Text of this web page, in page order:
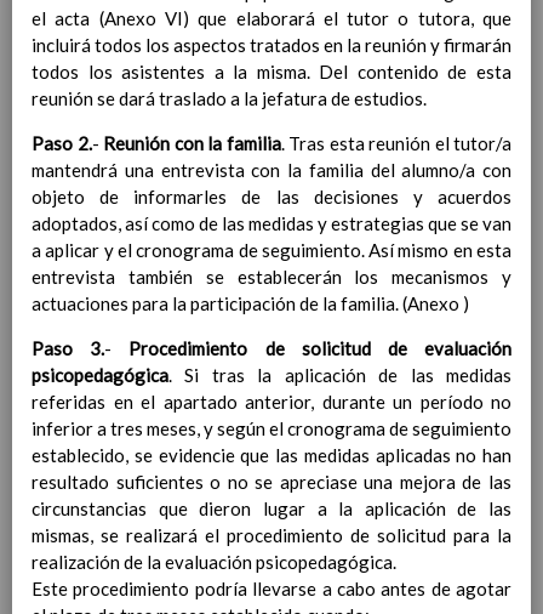
Ãreas Curriculares
InterrelaciÃ³n de las inteligencias
mÃºltiples con los objetivos generales
y de Ã¡reas curriculares.
Competencias bÃ¡sicas
ProgramaciÃ³n y relaciÃ³n de los
elementos curriculares del 2Âº ciclo de
e. Infantil
15 noviembre 2019
EvaluaciÃ³n 15 noviembre 2019
InterrelaciÃ³n familiar-centro
educativo
AtenciÃ³n a la diversidad
15 noviembre
Proyecto curricular de ReligiÃ³n
CatÃ³lica en Segundo Ciclo de Infantil
ConcreciÃ³n curricular para la
etapa
15 noviembre 2019
Ãrea III: Lenguajes:
comunicaciÃ³n y
representaciÃ³n
15 noviembre 2019
Ãrea II: Conocimiento del
medio
15 noviembre 2019
Ãrea I: Conocimiento de sÃ­
el acta (Anexo VI) que elaborará el tutor o tutora, que
incluirá todos los aspectos tratados en la reunión y firmarán
todos los asistentes a la misma. Del contenido de esta
reunión se dará traslado a la jefatura de estudios.
Paso 2.- Reunión con la familia. Tras esta reunión el tutor/a
mantendrá una entrevista con la familia del alumno/a con
objeto de informarles de las decisiones y acuerdos
adoptados, así como de las medidas y estrategias que se van
a aplicar y el cronograma de seguimiento. Así mismo en esta
entrevista también se establecerán los mecanismos y
actuaciones para la participación de la familia. (Anexo )
Paso 3.- Procedimiento de solicitud de evaluación
psicopedagógica. Si tras la aplicación de las medidas
referidas en el apartado anterior, durante un período no
inferior a tres meses, y según el cronograma de seguimiento
establecido, se evidencie que las medidas aplicadas no han
resultado suficientes o no se apreciase una mejora de las
circunstancias que dieron lugar a la aplicación de las
mismas, se realizará el procedimiento de solicitud para la
realización de la evaluación psicopedagógica.
Este procedimiento podría llevarse a cabo antes de agotar